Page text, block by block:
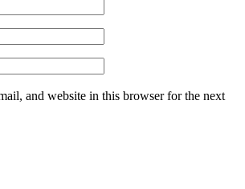
and website in this browser for the next